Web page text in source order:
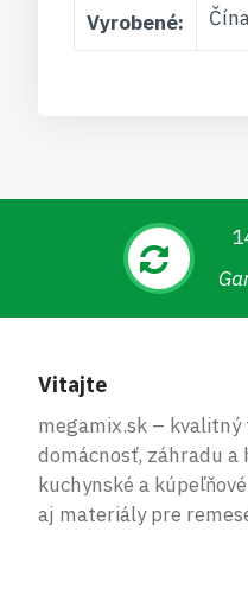
Vyrobené:
Vitajte
megamix.sk – kvalitný
domácnosť, záhradu a
kuchynské a
aj materiály pre